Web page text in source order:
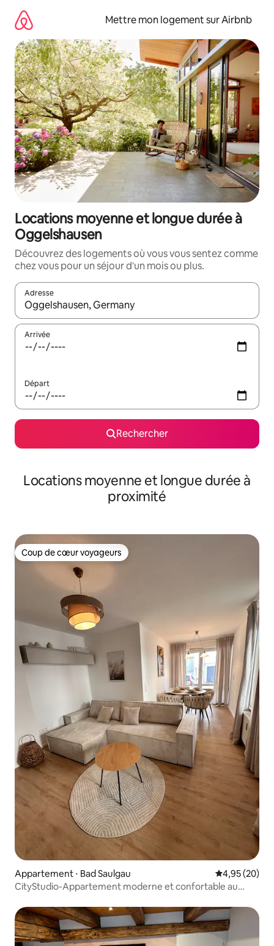
directement
contenu
Mettre mon logement sur Airbnb
Locations moyenne et longue durée à
Oggelshausen
Découvrez des logements où vous vous sentez comme
chez vous pour un séjour d'un mois ou plus.
Adresse
Lorsque les résultats s'affichent, utilisez les flèches vers le
Arrivée
Départ
Rechercher
Locations moyenne et longue durée à
proximité
Coup de cœur voyageurs
Coup de cœur voyageurs
Appartement ⋅ Bad Saulgau Évaluation
4,95 (20)
CityStudio-Appartement moderne et confortable au